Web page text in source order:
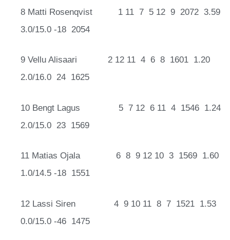
8 Matti Rosenqvist 1 11 7 5 12 9 2072 3.59
3.0/15.0 -18 2054
9 Vellu Alisaari 2 12 11 4 6 8 1601 1.20
2.0/16.0 24 1625
10 Bengt Lagus 5 7 12 6 11 4 1546 1.24
2.0/15.0 23 1569
11 Matias Ojala 6 8 9 12 10 3 1569 1.60
1.0/14.5 -18 1551
12 Lassi Siren 4 9 10 11 8 7 1521 1.53
0.0/15.0 -46 1475